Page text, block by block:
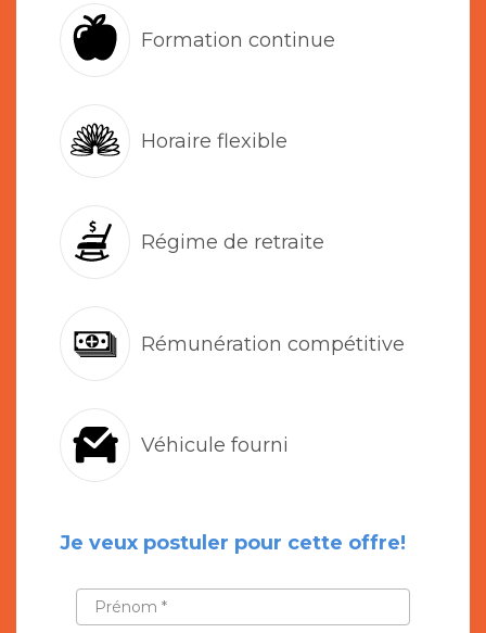
Formation continue
Horaire flexible
Régime de retraite
Rémunération compétitive
Véhicule fourni
Je veux postuler pour cette offre!
PRÉNOM